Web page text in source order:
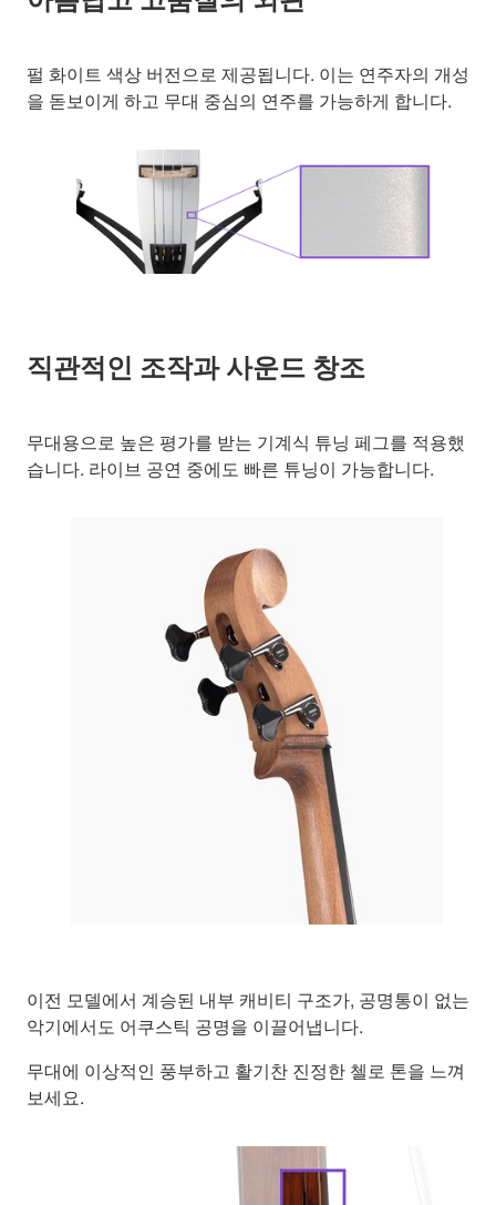
펄 화이트 색상 버전으로 제공됩니다. 이는 연주자의 개성
을 돋보이게 하고 무대 중심의 연주를 가능하게 합니다.
직관적인 조작과 사운드 창조
무대용으로 높은 평가를 받는 기계식 튜닝 페그를 적용했
습니다. 라이브 공연 중에도 빠른 튜닝이 가능합니다.
이전 모델에서 계승된 내부 캐비티 구조가, 공명통이 없는
악기에서도 어쿠스틱 공명을 이끌어냅니다.
무대에 이상적인 풍부하고 활기찬 진정한 첼로 톤을 느껴
보세요.